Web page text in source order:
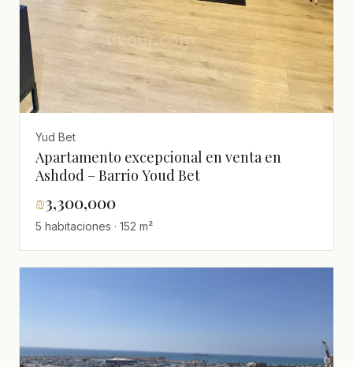
Yud Bet
Apartamento excepcional en venta en
Ashdod – Barrio Youd Bet
₪3,300,000
5 habitaciones · 152 m²